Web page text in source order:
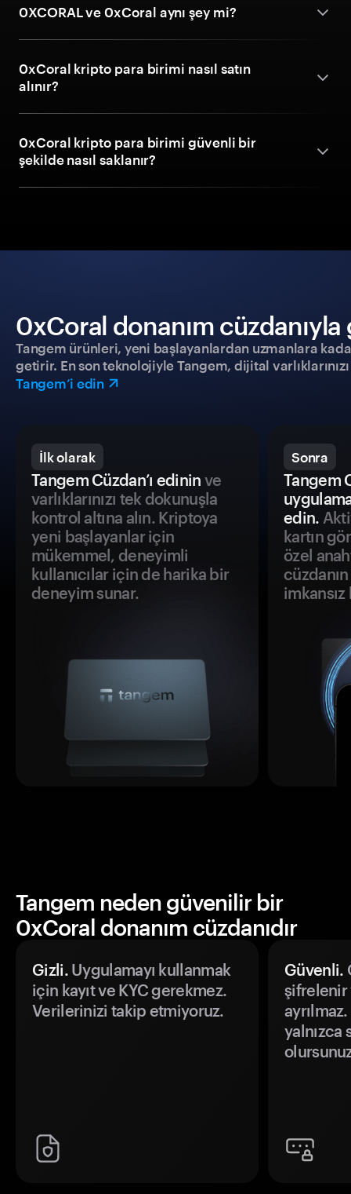
0XCORAL ve 0xCoral aynı şey mi?
0xCoral kripto para birimi nasıl satın
alınır?
0xCoral kripto para birimi güvenli bir
şekilde nasıl saklanır?
0xCoral donanım cüzdanıyla
Tangem ürünleri, yeni başlayanlardan uzmanlara
getirir. En son teknolojiyle Tangem, dijital
Tangem’i edin
İlk olarak
Tangem Cüzdan’ı edinin ve
varlıklarınızı tek dokunuşla
kontrol altına alın. Kriptoya
yeni başlayanlar için
mükemmel, deneyimli
kullanıcılar için de harika bir
deneyim sunar.
Sonra
Tangem
edin.
kartın
özel
Tangem neden güvenilir bir
0xCoral donanım cüzdanıdır
Gizli.Uygulamayı kullanmak
için kayıt ve KYC gerekmez.
Verilerinizi takip etmiyoruz.
Güvenli.
şifrelenir
yalnızca